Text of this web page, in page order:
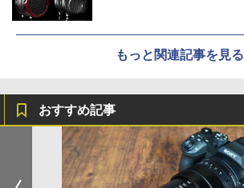
もっと関連記事を見る
おすすめ記事